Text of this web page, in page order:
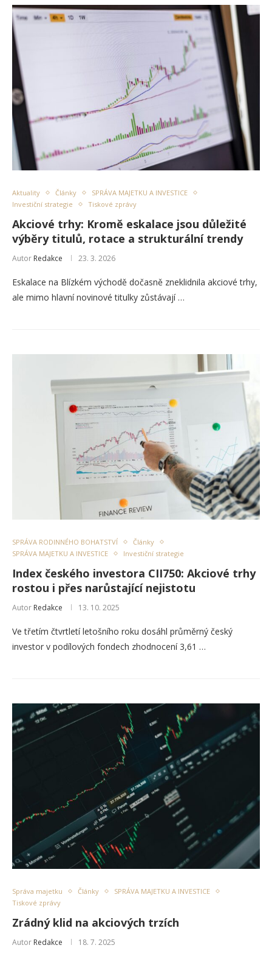
Aktuality Články
SPRÁVA MAJETKU A INVESTICE
Investiční strategie
Tiskové zprávy
Akciové trhy: Kromě eskalace jsou důležité
výběry titulů, rotace a strukturální trendy
Autor Redakce 23. 3. 2026
Eskalace na Blízkém východě dočasně zneklidnila akciové trhy,
ale mimo hlavní novinové titulky zůstávají …
SPRÁVA RODINNÉHO BOHATSTVÍ
Články
SPRÁVA MAJETKU A INVESTICE
Investiční strategie
Index českého investora CII750: Akciové trhy
rostou i přes narůstající nejistotu
Autor Redakce 13. 10. 2025
Ve třetím čtvrtletí letošního roku dosáhl průměrný český
investor v podílových fondech zhodnocení 3,61 …
Správa majetku Články
SPRÁVA MAJETKU A INVESTICE
Tiskové zprávy
Zrádný klid na akciových trzích
Autor Redakce 18. 7. 2025